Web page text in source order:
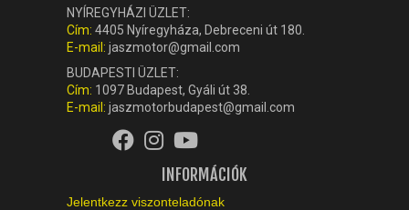
NYÍREGYHÁZI ÜZLET:
Cím: 4405 Nyíregyháza, Debreceni út 180.
E-mail: jaszmotor@gmail.com
BUDAPESTI ÜZLET:
Cím: 1097 Budapest, Gyáli út 38.
E-mail: jaszmotorbudapest@gmail.com
INFORMÁCIÓK
Jelentkezz viszonteladónak